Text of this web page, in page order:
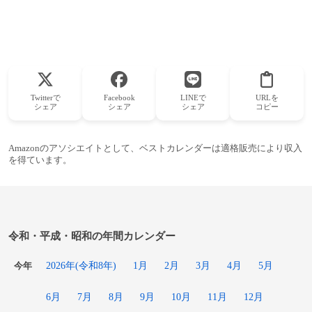
Twitterで
シェア
Facebook
シェア
LINEで
シェア
URLを
コピー
Amazonのアソシエイトとして、ベストカレンダーは適格販売により収入
を得ています。
令和・平成・昭和の年間カレンダー
今年 2026年(令和8年) 1月 2月 3月 4月 5月
6月 7月 8月 9月 10月 11月 12月